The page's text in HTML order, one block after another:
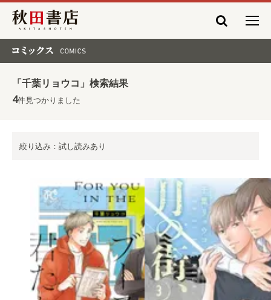
秋田書店
「千葉リョウコ」検索結果
4件見つかりました
絞り込み：試し読みあり